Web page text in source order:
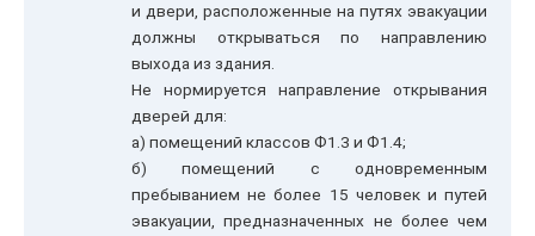
и двери, расположенные на путях эвакуации
должны открываться по направлению
выхода из здания.
Не нормируется направление открывания
дверей для:
а) помещений классов Ф1.3 и Ф1.4;
б) помещений с одновременным
пребыванием не более 15 человек и путей
эвакуации, предназначенных не более чем